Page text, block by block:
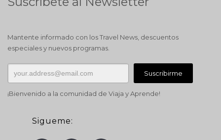
Mantente informado con los Travel News, descuentos
especiales y nuevos programas.
¡Bienvenido a la comunidad de Viaja y Aprende!
Sigueme: